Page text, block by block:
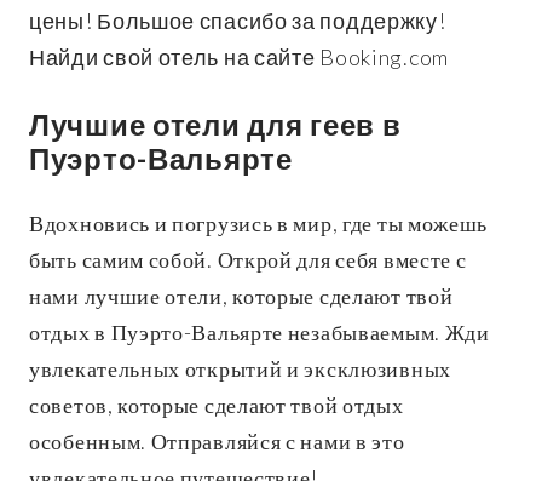
цены! Большое спасибо за поддержку!
Найди свой отель на сайте Booking.com
Лучшие отели для геев в
Пуэрто-Вальярте
Вдохновись и погрузись в мир, где ты можешь
быть самим собой. Открой для себя вместе с
нами лучшие отели, которые сделают твой
отдых в Пуэрто-Вальярте незабываемым. Жди
увлекательных открытий и эксклюзивных
советов, которые сделают твой отдых
особенным. Отправляйся с нами в это